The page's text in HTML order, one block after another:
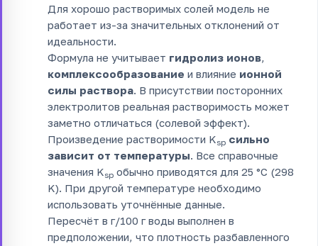
Для хорошо растворимых солей модель не
работает из-за значительных отклонений от
идеальности.
Формула не учитывает гидролиз ионов,
комплексообразование и влияние ионной
силы раствора. В присутствии посторонних
электролитов реальная растворимость может
заметно отличаться (солевой эффект).
Произведение растворимости Ksp сильно
зависит от температуры. Все справочные
значения Ksp обычно приводятся для 25 °C (298
K). При другой температуре необходимо
использовать уточнённые данные.
Пересчёт в г/100 г воды выполнен в
предположении, что плотность разбавленного